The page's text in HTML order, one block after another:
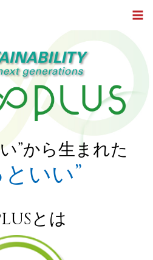
”から生まれた
いい”
とは